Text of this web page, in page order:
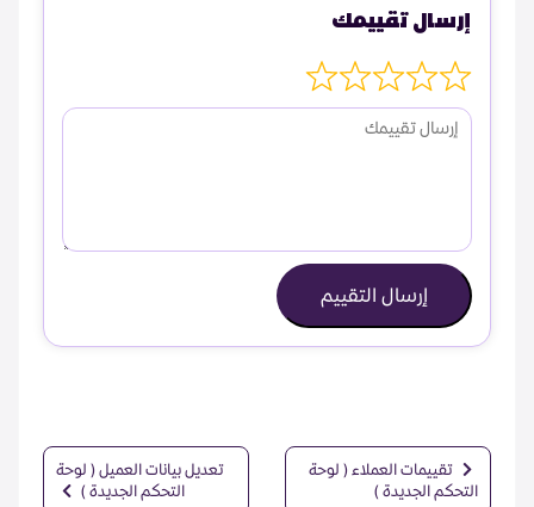
إرسال تقييمك
إرسال التقييم
تقييمات العملاء ( لوحة
التحكم الجديدة )
تعديل بيانات العميل ( لوحة
التحكم الجديدة )